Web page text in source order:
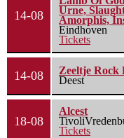
14-08
Urne,
Amorphis,
Eindhoven
Tickets
14-08
Zeeltje Rock
Deest
18-08
Alcest
Tickets